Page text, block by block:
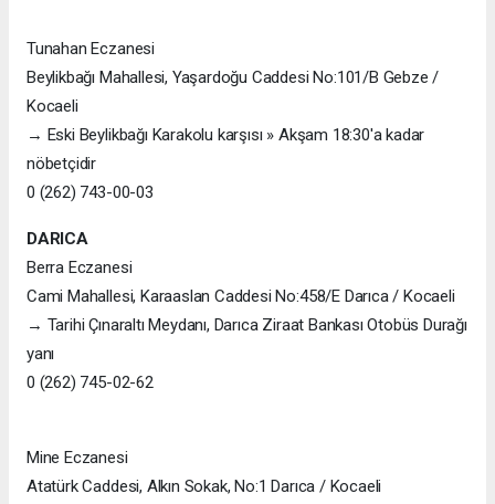
Tunahan Eczanesi
Beylikbağı Mahallesi, Yaşardoğu Caddesi No:101/B Gebze /
Kocaeli
→ Eski Beylikbağı Karakolu karşısı » Akşam 18:30'a kadar
nöbetçidir
0 (262) 743-00-03
DARICA
Berra Eczanesi
Cami Mahallesi, Karaaslan Caddesi No:458/E Darıca / Kocaeli
→ Tarihi Çınaraltı Meydanı, Darıca Ziraat Bankası Otobüs Durağı
yanı
0 (262) 745-02-62
Mine Eczanesi
Atatürk Caddesi, Alkın Sokak, No:1 Darıca / Kocaeli